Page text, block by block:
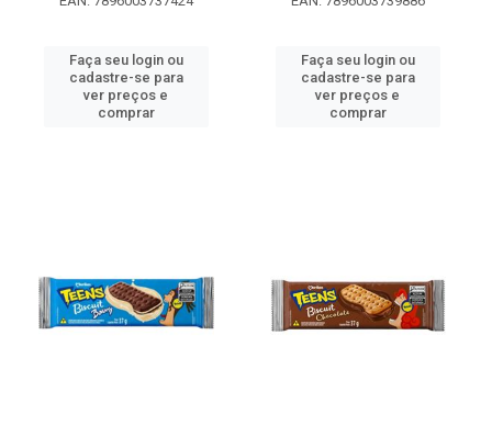
Faça seu login ou
cadastre-se para
ver preços e
comprar
Faça seu login ou
cadastre-se para
ver preços e
comprar